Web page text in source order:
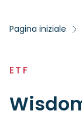
Pagina iniziale
ETF